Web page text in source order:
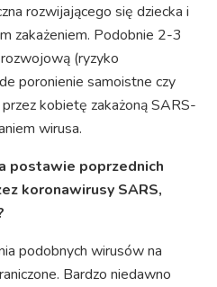
rozwijającego się dziecka i
zakażeniem. Podobnie 2-3
(ryzyko
poronienie samoistne czy
kobietę zakażoną SARS-
wirusa.
postawie poprzednich
koronawirusy SARS,
podobnych wirusów na
Bardzo niedawno